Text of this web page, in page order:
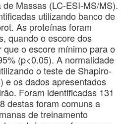
Massas (LC-ESI-MS/MS).
utilizando banco de
As proteínas foram
quando o escore dos
o escore mínimo para o
(p<0.05). A normalidade
o teste de Shapiro-
e os dados apresentados
Foram identificadas 131
destas foram comuns a
de treinamento